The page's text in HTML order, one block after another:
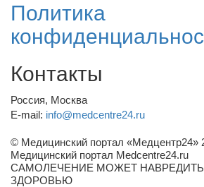
Политика
Контакты
Россия, Москва
E-mail: info@medcentre24.ru
© Медицинский портал «Медцентр24»
Медицинский портал Medcentre24.ru
САМОЛЕЧЕНИЕ МОЖЕТ
ЗДОРОВЬЮ